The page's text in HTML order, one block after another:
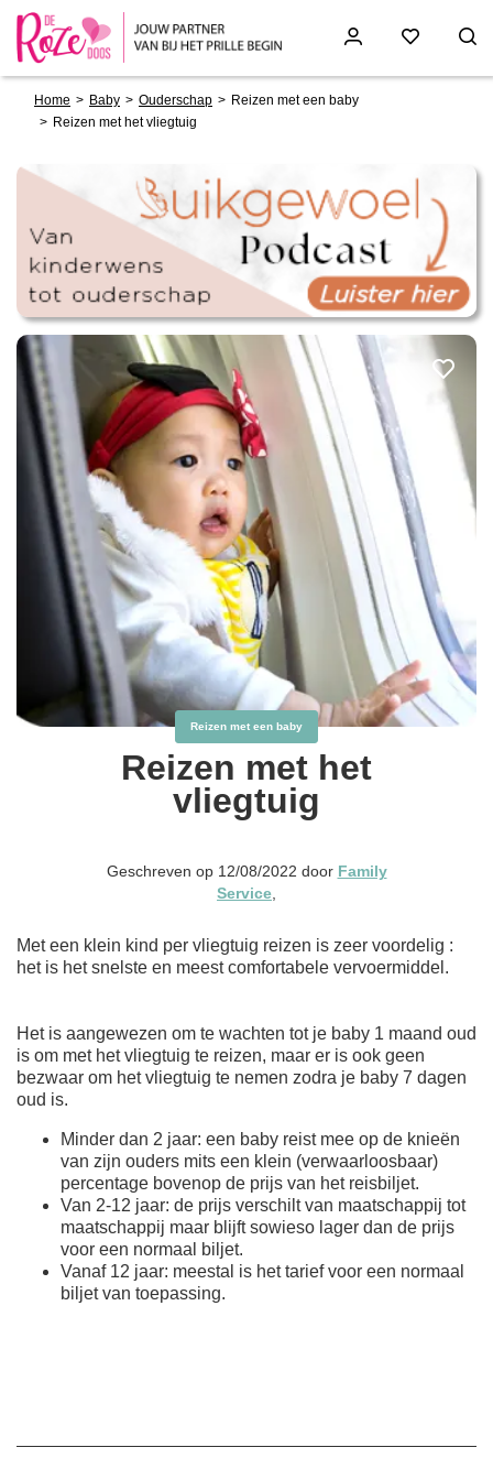
Home Baby Ouderschap
Reizen met een baby
Reizen met het vliegtuig
Reizen met een baby
Reizen met het
vliegtuig
Geschreven op 12/08/2022 door Family
Service
Met een klein kind per vliegtuig reizen is zeer voordelig :
het is het snelste en meest comfortabele vervoermiddel.
Het is aangewezen om te wachten tot je baby 1 maand oud
is om met het vliegtuig te reizen, maar er is ook geen
bezwaar om het vliegtuig te nemen zodra je baby 7 dagen
oud is.
Minder dan 2 jaar: een baby reist mee op de knieën
van zijn ouders mits een klein (verwaarloosbaar)
percentage bovenop de prijs van het reisbiljet.
Van 2-12 jaar: de prijs verschilt van maatschappij tot
maatschappij maar blijft sowieso lager dan de prijs
voor een normaal biljet.
Vanaf 12 jaar: meestal is het tarief voor een normaal
biljet van toepassing.